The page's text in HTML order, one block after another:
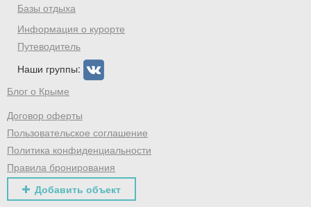
Базы отдыха
Информация о курорте
Путеводитель
Наши группы:
Блог о Крыме
Договор оферты
Пользовательское соглашение
Политика конфиденциальности
Правила бронирования
Добавить объект